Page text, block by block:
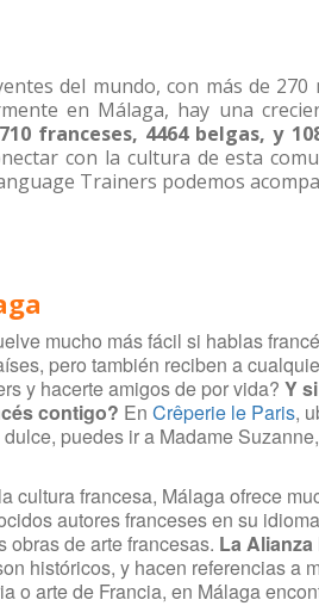
del mundo, con más de
en Málaga, hay una
franceses, 4464 belgas, y
con la cultura de esta
Trainers podemos
mucho más fácil si hablas
pero también reciben a
y hacerte amigos de por vida? Y
contigo? En Crêperie le Paris,
puedes ir a Madame
cultura francesa, Málaga ofrece
autores franceses en su
obras de arte francesas. La
históricos, y hacen referencias a
o arte de Francia, en Málaga